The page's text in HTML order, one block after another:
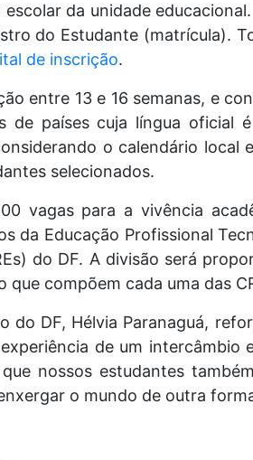
da unidade
do Estudante (matrícula).
de inscrição.
entre 13 e 16 semanas, e
de países cuja língua oficial
o calendário local
selecionados.
vagas para a vivência
da Educação Profissional
do DF. A divisão será
que compõem cada uma das
do DF, Hélvia Paranaguá,
de um
nossos estudantes
o mundo de outra